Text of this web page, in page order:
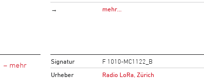
→
mehr…
Signatur
F 1010-MC1122_B
Urheber
Radio LoRa, Zürich